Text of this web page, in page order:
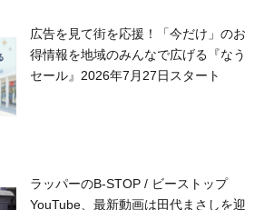
広告を見て街を応援！「今だけ」のお
得情報を地域のみんなで広げる『なう
セール』2026年7月27日スタート
ラッパーのB-STOP / ビーストップ
YouTube、最新動画は田代まさしを迎